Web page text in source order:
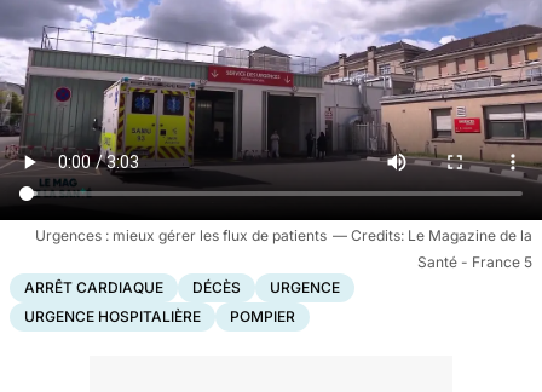
Urgences : mieux gérer les flux de patients
Le Magazine de la
Santé - France 5
ARRÊT CARDIAQUE
DÉCÈS
URGENCE
URGENCE HOSPITALIÈRE
POMPIER